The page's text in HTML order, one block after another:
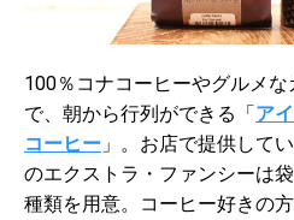
100％コナコーヒーやグルメ
で、朝から行列ができる「ア
コーヒー 」。お店で提供して
のエクストラ・ファンシーは
種類を用意。コーヒー好きの